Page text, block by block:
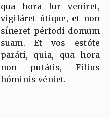
qua hora fur veníret,
vigiláret útique, et non
síneret pérfodi domum
suam. Et vos estóte
paráti, quia, qua hora
non putátis, Fílius
hóminis véniet.